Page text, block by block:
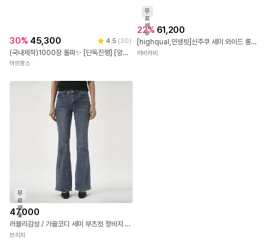
30% 45,300 4.5 (30)
(국내제작)1000장 돌파✨ [단독진행] [양기모/포근따뜻] No.64 데이진 윈터 피치 양기모 세미 와이드 코튼 팬츠 캠퍼스룩 청바지 기모바지 데일리룩,데이트룩,캐주얼룩,출근룩,나들이룩 ps4977
아뜨랑스
무
료
배
송
22% 61,200
[highqual,인생핏]신주쿠 세미 와이드 롱부츠컷 워싱 데님 팬츠 청바지/ 로우라이즈 y2k
러비러비
무
료
배
송
47,000
러블리감성 / 가을코디 세미 부츠컷 청바지 / 빅사이즈 32
브리치